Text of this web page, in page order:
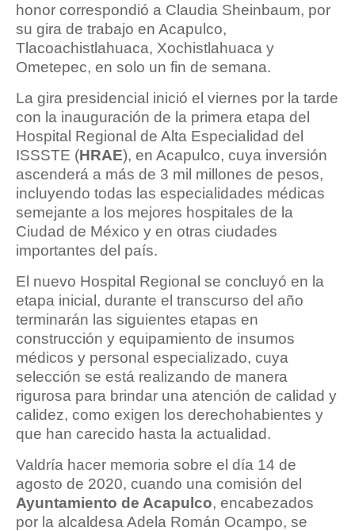
honor correspondió a Claudia Sheinbaum, por
su gira de trabajo en Acapulco,
Tlacoachistlahuaca, Xochistlahuaca y
Ometepec, en solo un fin de semana.
La gira presidencial inició el viernes por la tarde
con la inauguración de la primera etapa del
Hospital Regional de Alta Especialidad del
ISSSTE (HRAE), en Acapulco, cuya inversión
ascenderá a más de 3 mil millones de pesos,
incluyendo todas las especialidades médicas
semejante a los mejores hospitales de la
Ciudad de México y en otras ciudades
importantes del país.
El nuevo Hospital Regional se concluyó en la
etapa inicial, durante el transcurso del año
terminarán las siguientes etapas en
construcción y equipamiento de insumos
médicos y personal especializado, cuya
selección se está realizando de manera
rigurosa para brindar una atención de calidad y
calidez, como exigen los derechohabientes y
que han carecido hasta la actualidad.
Valdría hacer memoria sobre el día 14 de
agosto de 2020, cuando una comisión del
Ayuntamiento de Acapulco, encabezados
por la alcaldesa Adela Román Ocampo, se